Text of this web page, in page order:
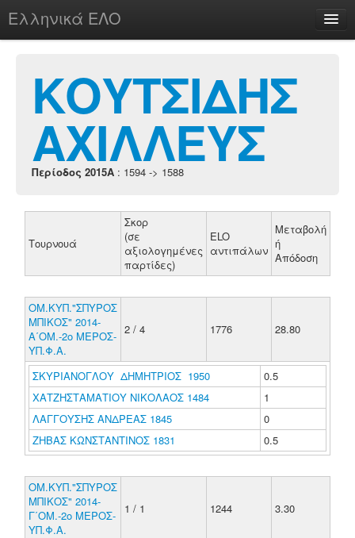
Ελληνικά ΕΛΟ
chesstu.be @ discord
Login
ΚΟΥΤΣΙΔΗΣ
ΑΧΙΛΛΕΥΣ
Περίοδος 2015A : 1594 -> 1588
Τουρνουά
Σκορ
(σε
αξιολογημένες
παρτίδες)
ELO
αντιπάλων
Μεταβολή
ή
Απόδοση
ΟΜ.ΚΥΠ."ΣΠΥΡΟΣ
ΜΠΙΚΟΣ" 2014-
Α΄ΟΜ.-2ο ΜΕΡΟΣ-
ΥΠ.Φ.Α.
2 / 4 1776 28.80
ΣΚΥΡΙΑΝΟΓΛΟΥ ΔΗΜΗΤΡΙΟΣ 1950
0.5
ΧΑΤΖΗΣΤΑΜΑΤΙΟΥ ΝΙΚΟΛΑΟΣ 1484
1
ΛΑΓΓΟΥΣΗΣ ΑΝΔΡΕΑΣ 1845
0
ΖΗΒΑΣ ΚΩΝΣΤΑΝΤΙΝΟΣ 1831
0.5
ΟΜ.ΚΥΠ."ΣΠΥΡΟΣ
ΜΠΙΚΟΣ" 2014-
Γ΄ΟΜ.-2ο ΜΕΡΟΣ-
ΥΠ.Φ.Α.
1 / 1 1244 3.30